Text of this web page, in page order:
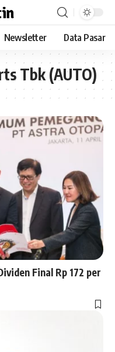
Newsletter Data Pasar
Tbk (AUTO)
Final Rp 172 per